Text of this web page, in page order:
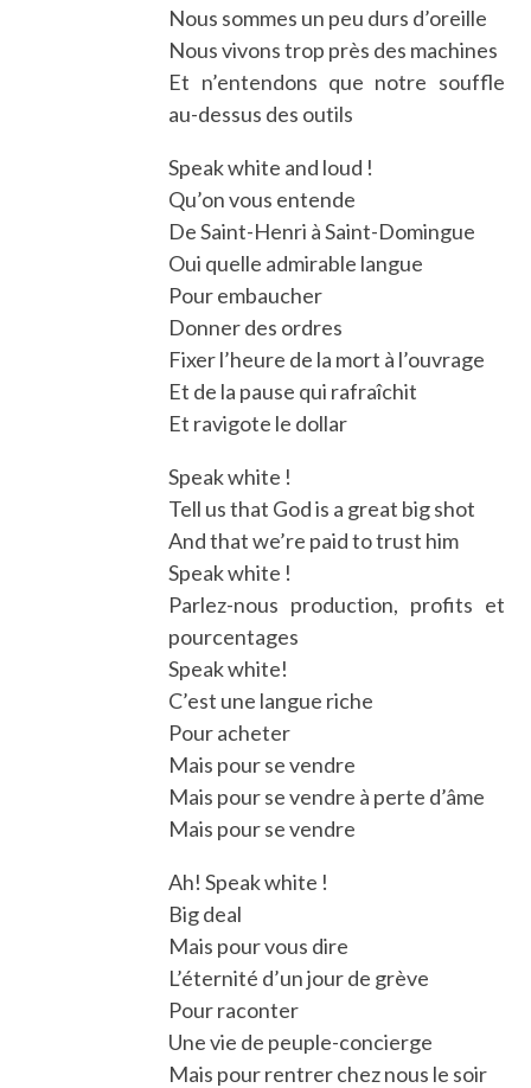
Nous sommes un peu durs d’oreille
Nous vivons trop près des machines
Et n’entendons que notre souffle
au-dessus des outils
Speak white and loud !
Qu’on vous entende
De Saint-Henri à Saint-Domingue
Oui quelle admirable langue
Pour embaucher
Donner des ordres
Fixer l’heure de la mort à l’ouvrage
Et de la pause qui rafraîchit
Et ravigote le dollar
Speak white !
Tell us that God is a great big shot
And that we’re paid to trust him
Speak white !
Parlez-nous production, profits et
pourcentages
Speak white!
C’est une langue riche
Pour acheter
Mais pour se vendre
Mais pour se vendre à perte d’âme
Mais pour se vendre
Ah! Speak white !
Big deal
Mais pour vous dire
L’éternité d’un jour de grève
Pour raconter
Une vie de peuple-concierge
Mais pour rentrer chez nous le soir